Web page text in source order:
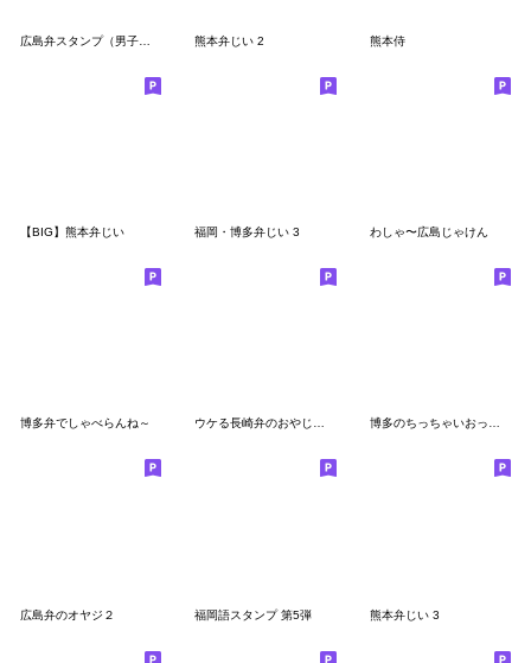
熊本弁じい 2 熊本侍
【BIG】熊本弁じい 福岡・博多弁じい 3 わしゃ〜広島じゃけん
博多弁でしゃべらんね～ ウケる長崎弁のおやじスタンプ（in王道庵） 博多のちっちゃいおっさん
広島弁のオヤジ２ 福岡語スタンプ 第5弾 熊本弁じい 3